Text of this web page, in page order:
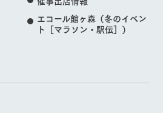
エコール館ヶ森（冬のイベン
ト［マラソン・駅伝］）